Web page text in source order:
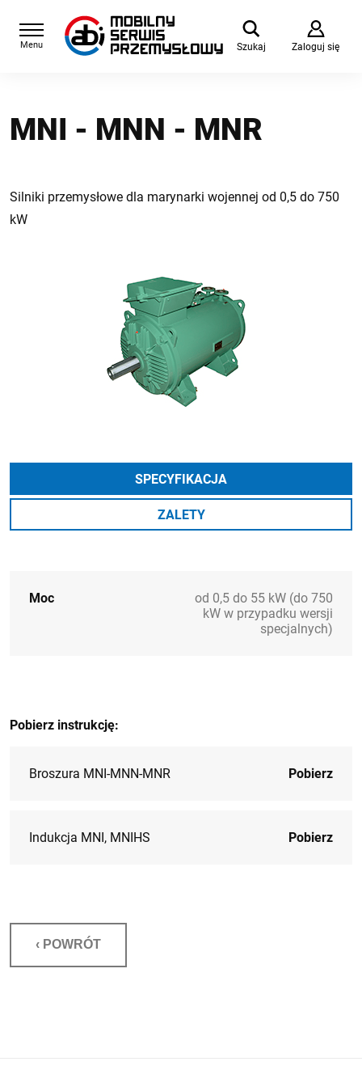
Menu Szukaj Zaloguj się
MNI - MNN - MNR
Silniki przemysłowe dla marynarki wojennej od 0,5 do 750
kW
SPECYFIKACJA
ZALETY
Moc
od 0,5 do 55 kW (do 750
kW w przypadku wersji
specjalnych)
Pobierz instrukcję:
Broszura MNI-MNN-MNR Pobierz
Indukcja MNI, MNIHS Pobierz